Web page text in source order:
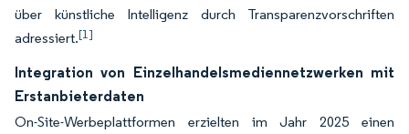
über künstliche Intelligenz durch Transparenzvorschriften
adressiert.[1]
Integration von Einzelhandelsmediennetzwerken mit
Erstanbieterdaten
On-Site-Werbeplattformen erzielten im Jahr 2025 einen